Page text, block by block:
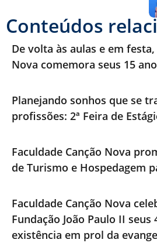
Conteúdos
De volta às aulas e em
Nova comemora seus 15
Planejando sonhos que se
profissões: 2ª Feira de
Faculdade Canção Nova
de Turismo e Hospedagem
Faculdade Canção Nova
Fundação João Paulo II seus
existência em prol da